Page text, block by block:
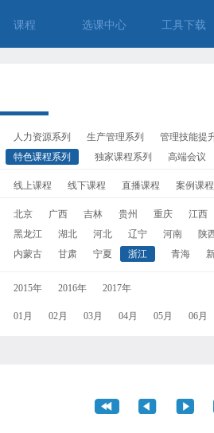
课程 选课中心 工具下载
人力资源系列 生产管理系列
管理技能提
特色课程系列
独家课程系列 高端会议
线上课程 线下课程 直播课程 案例课程
北京 广西 吉林 贵州 重庆
江西
黑龙江
湖北 河北 辽宁 河南
陕
内蒙古
甘肃 宁夏 浙江 青海
2015年 2016年 2017年
01月 02月 03月 04月 05月 06月